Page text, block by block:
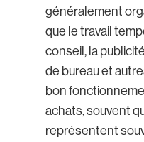
généralement
que le travail
conseil, la
de bureau et
bon
achats, souvent
représentent